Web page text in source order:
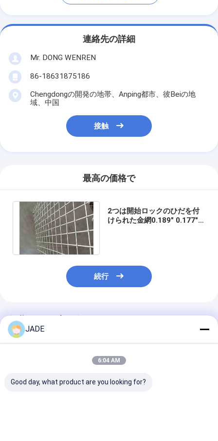
連絡先の詳細
Mr. DONG WENREN
86-18631875186
Chengdongの開発の地帯、Anping都市、彼Beiの地
域、中国
接触
最高の価格で
2つは開始ロックのひだを付
けられた金網0.189" 0.177"
続行
推薦されたプロダクト
JADE
6:04 AM
Good day, what product are you looking for?